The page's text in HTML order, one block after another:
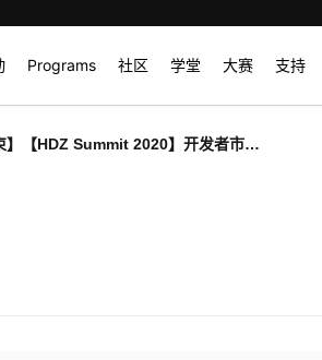
Programs 社区 学堂 大赛 支持
】【HDZ Summit 2020】开发者市集 ·